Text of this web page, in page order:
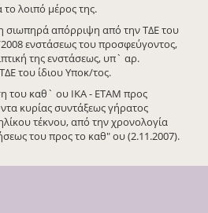
λοιπό μέρος της.
σιωπηρά απόρριψη από την ΤΔΕ του
ενστάσεως του προσφεύγοντος,
της ενστάσεως, υπ` αρ.
του ίδιου Υποκ/τος.
του καθ` ου ΙΚΑ - ΕΤΑΜ προς
κυρίας συντάξεως γήρατος
τέκνου, από την χρονολογία
του προς το καθ" ου (2.11.2007).